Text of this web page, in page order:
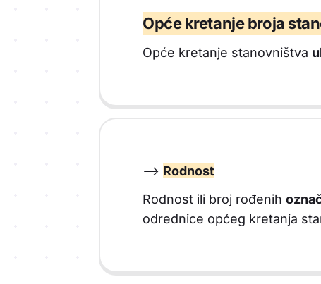
Opće kretanje broja
Opće kretanje stanovništva
--> Rodnost
Rodnost ili broj rođenih
odrednice općeg kretanja